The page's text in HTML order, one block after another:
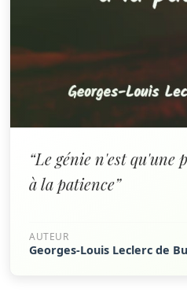
“Le génie n'est qu'une
à la patience”
AUTEUR
Georges-Louis Leclerc de